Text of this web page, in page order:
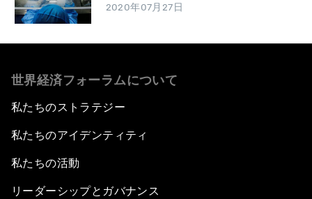
2020年07月27日
世界経済フォーラムについて
私たちのストラテジー
私たちのアイデンティティ
私たちの活動
リーダーシップとガバナンス